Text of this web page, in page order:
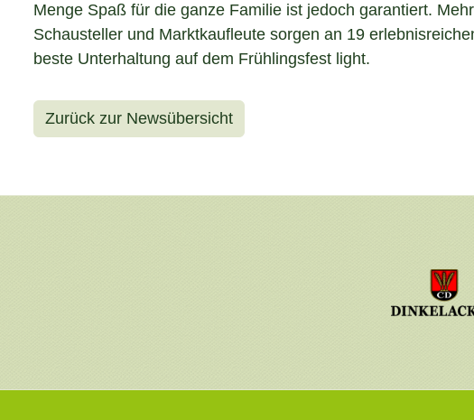
Menge Spaß für die ganze Familie ist jedoch garantiert.
Schausteller und Marktkaufleute sorgen an 19
beste Unterhaltung auf dem Frühlingsfest light.
Zurück zur Newsübersicht